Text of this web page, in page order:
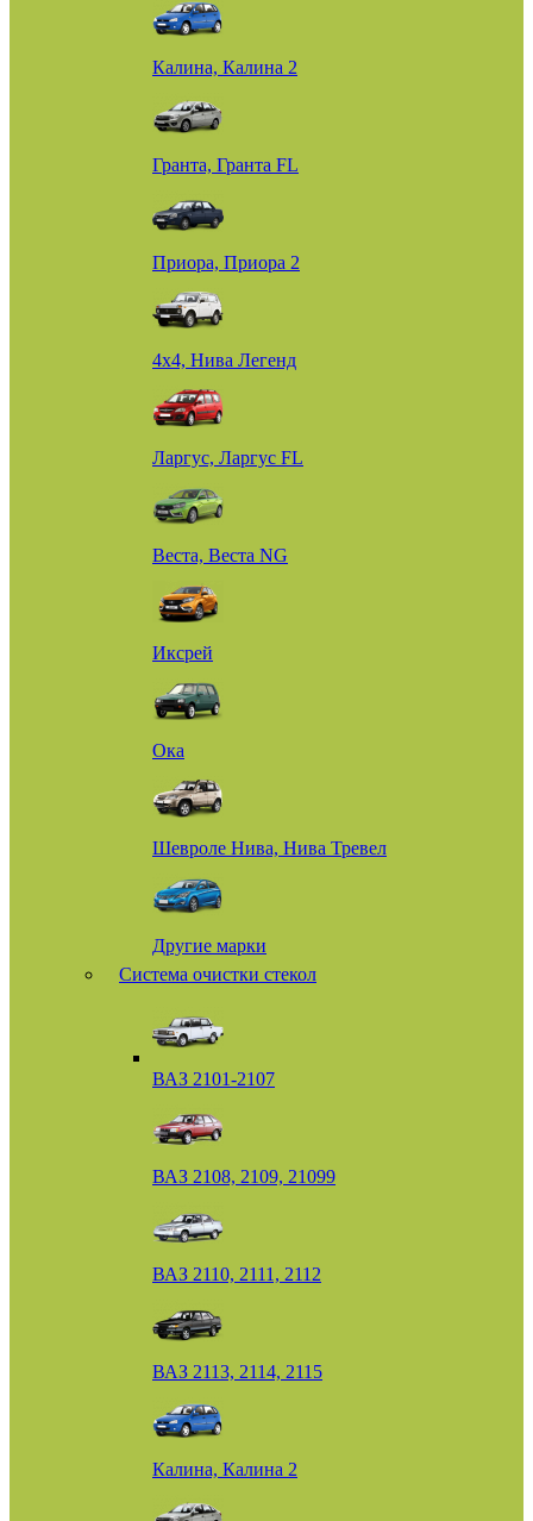
Калина, Калина 2
Гранта, Гранта FL
Приора, Приора 2
4х4, Нива Легенд
Ларгус, Ларгус FL
Веста, Веста NG
Иксрей
Ока
Шевроле Нива, Нива Тревел
Другие марки
Система очистки стекол
ВАЗ 2101-2107
ВАЗ 2108, 2109, 21099
ВАЗ 2110, 2111, 2112
ВАЗ 2113, 2114, 2115
Калина, Калина 2